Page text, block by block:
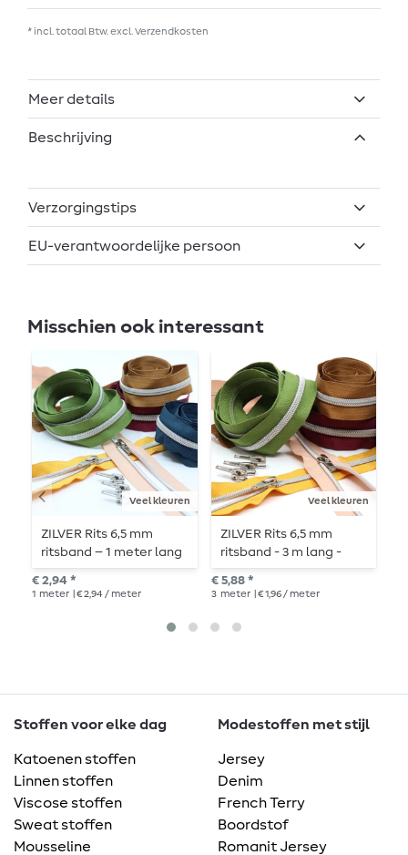
* incl. totaal Btw. excl.Verzendkosten
Meer details
Beschrijving
Verzorgingstips
EU-verantwoordelijke persoon
Misschien ook interessant
Veel kleuren
ZILVER Rits 6,5 mm
ritsband – 1 meter lang
– gemetalliseerd
€ 2,94 *
1 meter | € 2,94 / meter
Veel kleuren
ZILVER Rits 6,5 mm
ritsband - 3 m lang -
gemetalliseerd
€ 5,88 *
3 meter | € 1,96 / meter
Stoffen voor elke dag
Katoenen stoffen
Linnen stoffen
Viscose stoffen
Sweat stoffen
Mousseline
Modestoffen met stijl
Jersey
Denim
French Terry
Boordstof
Romanit Jersey